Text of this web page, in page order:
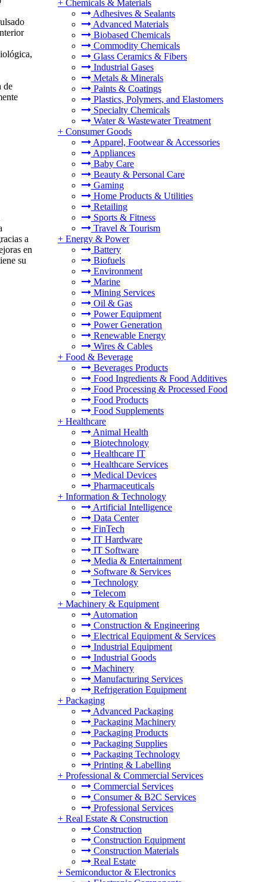
+ Chemicals & Materials
Adhesives & Sealants
Advanced Materials
Biobased Chemicals
Commodity Chemicals
Glass Ceramics & Fibers
Industrial Gases
Metals & Minerals
Paints & Coatings
Plastics, Polymers, and Elastomers
Specialty Chemicals
Water & Wastewater Treatment
+ Consumer Goods
Apparel, Footwear & Accessories
Appliances
Baby Care
Beauty & Personal Care
Gaming
Home Products & Utilities
Retailing
Sports & Fitness
Travel & Tourism
+ Energy & Power
Battery
Biofuels
Environment
Marine
Mining Services
Oil & Gas
Power Equipment
Power Generation
Renewable Energy
Wires & Cables
+ Food & Beverage
Beverages Products
Food Ingredients & Food Additives
Food Processing & Processed Food
Food Products
Food Supplements
+ Healthcare
Animal Health
Biotechnology
Healthcare IT
Healthcare Services
Medical Devices
Pharmaceuticals
+ Information & Technology
Artificial Intelligence
Data Center
FinTech
IT Hardware
IT Software
Media & Entertainment
Software & Services
Technology
Telecom
+ Machinery & Equipment
Automation
Construction & Engineering
Electrical Equipment & Services
Industrial Equipment
Industrial Goods
Machinery
Manufacturing Services
Refrigeration Equipment
+ Packaging
Advanced Packaging
Packaging Machinery
Packaging Products
Packaging Supplies
Packaging Technology
Printing & Labelling
+ Professional & Commercial Services
Commercial Services
Consumer & B2C Services
Professional Services
+ Real Estate & Construction
Construction
Construction Equipment
Construction Materials
Real Estate
+ Semiconductor & Electronics
de
a
en
su